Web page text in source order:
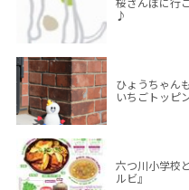
♪
ひょうちゃん
いちごトッピ
六つ川小学校
ルビ』